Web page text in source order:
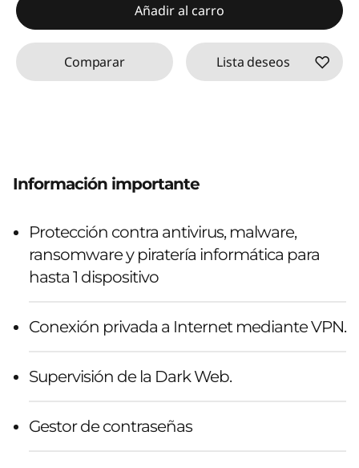
Añadir al carro
Comparar Lista deseos
Información importante
Protección contra antivirus, malware,
ransomware y piratería informática para
hasta 1 dispositivo
Conexión privada a Internet mediante VPN.
Supervisión de la Dark Web.
Gestor de contraseñas